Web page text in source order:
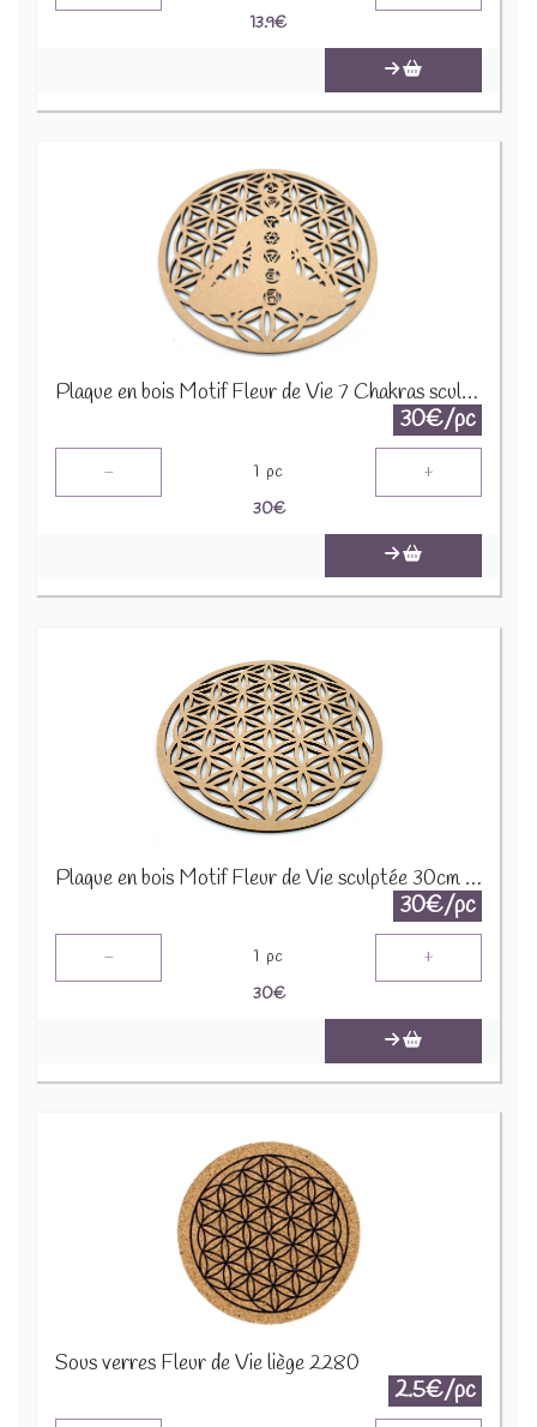
13.9€
Plaque en bois Motif Fleur de Vie 7 Chakras sculptée 30cm MDF1590L
30€/pc
- 1 pc +
30€
Plaque en bois Motif Fleur de Vie sculptée 30cm FOL30cm
30€/pc
- 1 pc +
30€
Sous verres Fleur de Vie liège 2280
2.5€/pc